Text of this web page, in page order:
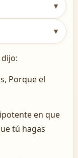
▾
▾
dijo:
Porque el
en que
tú hagas